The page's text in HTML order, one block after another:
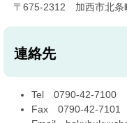
〒675-2312 加西市北条
連絡先
Tel 0790-42-7100
Fax 0790-42-7101